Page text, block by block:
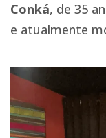
Conká, de 35
e atualmente